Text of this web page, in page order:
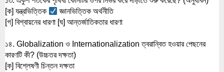
[ক] যন্ত্রভিত্তিক
জ্ঞানভিত্তিক অর্থনীতি
[গ] বিশ্বায়নের ধারণা [ঘ] আন্তর্জাতিকতার ধারণা
১৪. Globalization ও Internationalization ত্বরান্বিত হওয়ার পেছনের
কারণটি কী? (উচ্চতর দক্ষতা)
[ক] বিশ্লেষণী চিন্তন দক্ষতা